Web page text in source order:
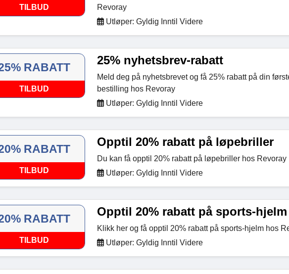
TILBUD
Revoray
Utløper: Gyldig Inntil Videre
RABATT
TILBUD
25% nyhetsbrev-rabatt
Meld deg på nyhetsbrevet og få 25% rabatt på din
bestilling hos Revoray
Utløper: Gyldig Inntil Videre
RABATT
TILBUD
Opptil 20% rabatt på løpebriller
Du kan få opptil 20% rabatt på løpebriller hos Revoray
Utløper: Gyldig Inntil Videre
RABATT
TILBUD
Opptil 20% rabatt på sports-hjelm
Klikk her og få opptil 20% rabatt på sports-hjelm hos
Utløper: Gyldig Inntil Videre